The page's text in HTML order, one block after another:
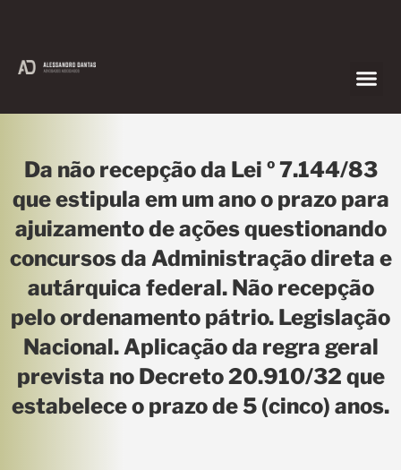
Da não recepção da Lei º 7.144/83
que estipula em um ano o prazo para
ajuizamento de ações questionando
concursos da Administração direta e
autárquica federal. Não recepção
pelo ordenamento pátrio. Legislação
Nacional. Aplicação da regra geral
prevista no Decreto 20.910/32 que
estabelece o prazo de 5 (cinco) anos.